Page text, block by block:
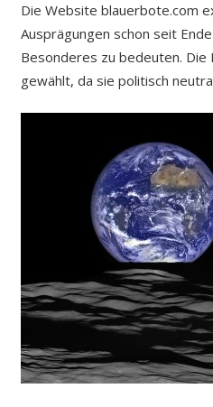
Die Website blauerbote.com
Ausprägungen schon seit
Besonderes zu bedeuten. Die
gewählt, da sie politisch